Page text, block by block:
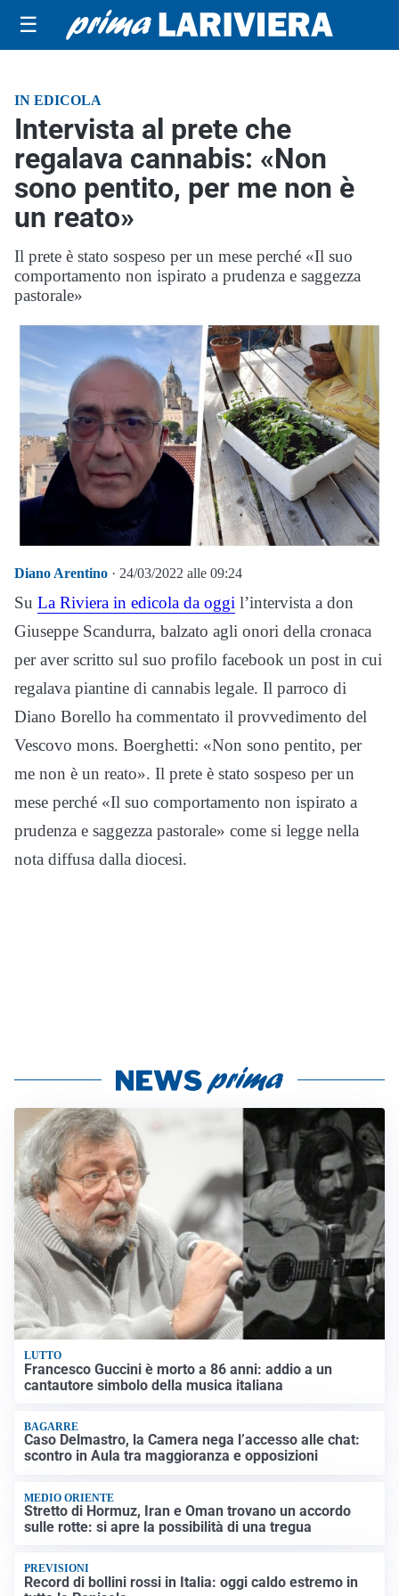
☰
IN EDICOLA
Intervista al prete che
regalava cannabis: «Non
sono pentito, per me non è
un reato»
Il prete è stato sospeso per un mese perché «Il suo
comportamento non ispirato a prudenza e saggezza
pastorale»
Diano Arentino · 24/03/2022 alle 09:24
Su La Riviera in edicola da oggi l’intervista a don
Giuseppe Scandurra, balzato agli onori della cronaca
per aver scritto sul suo profilo facebook un post in cui
regalava piantine di cannabis legale. Il parroco di
Diano Borello ha commentato il provvedimento del
Vescovo mons. Boerghetti: «Non sono pentito, per
me non è un reato». Il prete è stato sospeso per un
mese perché «Il suo comportamento non ispirato a
prudenza e saggezza pastorale» come si legge nella
nota diffusa dalla diocesi.
LUTTO
Francesco Guccini è morto a 86 anni: addio a un
cantautore simbolo della musica italiana
BAGARRE
Caso Delmastro, la Camera nega l’accesso alle chat:
scontro in Aula tra maggioranza e opposizioni
MEDIO ORIENTE
Stretto di Hormuz, Iran e Oman trovano un accordo
sulle rotte: si apre la possibilità di una tregua
PREVISIONI
Record di bollini rossi in Italia: oggi caldo estremo in